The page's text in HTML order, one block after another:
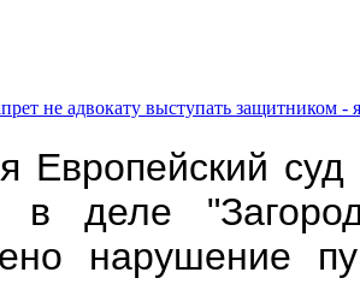
не адвокату выступать защитником
Европейский
в деле
нарушение